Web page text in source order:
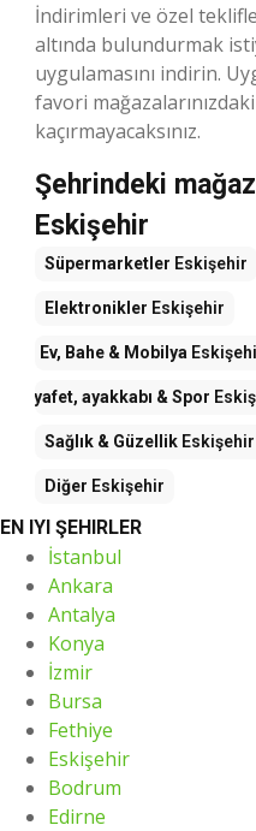
İndirimleri ve özel
altında bulundurmak
uygulamasını indirin.
favori
kaçırmayacaksınız.
Şehrindeki
Eskişehir
Süpermarketler Eskişehir
Elektronikler Eskişehir
Ev, Bahe & Mobilya
Kıyafet, ayakkabı & Spor
Sağlık & Güzellik Eskişehir
Diğer Eskişehir
EN IYI ŞEHIRLER
İstanbul
Ankara
Antalya
Konya
İzmir
Bursa
Fethiye
Eskişehir
Bodrum
Edirne